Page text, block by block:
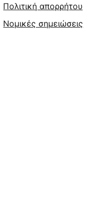
Πολιτική απορρήτου
Νομικές σημειώσεις